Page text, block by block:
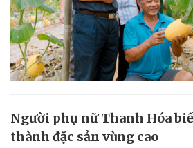
Người phụ nữ Thanh Hóa
thành đặc sản vùng cao